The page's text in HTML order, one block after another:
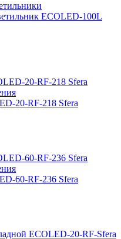
ECOLED-100L
20-RF-218 Sfera
60-RF-236 Sfera